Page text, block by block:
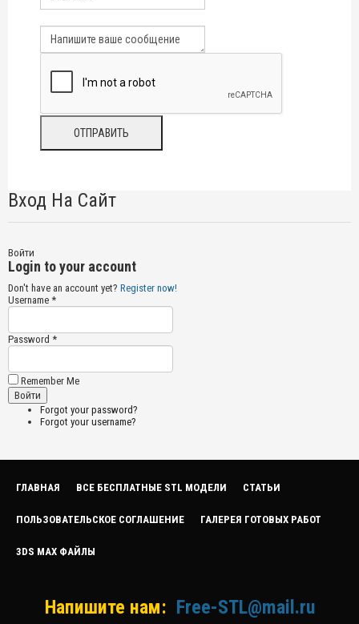
Вход На Сайт
Войти
Login to your account
Don't have an account yet? Register now!
Username *
Password *
Remember Me
Forgot your password?
Forgot your username?
ГЛАВНАЯ ВСЕ БЕСПЛАТНЫЕ STL МОДЕЛИ СТАТЬИ
ПОЛЬЗОВАТЕЛЬСКОЕ СОГЛАШЕНИЕ ГАЛЕРЕЯ ГОТОВЫХ РАБОТ
3DS MAX ФАЙЛЫ
Напишите нам: Free-STL@mail.ru